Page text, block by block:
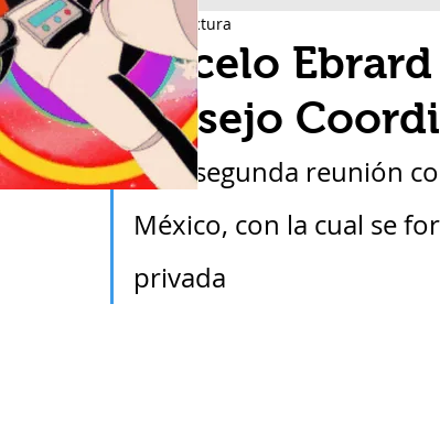
Marcelo
Consejo
2 min de lectura
Es la segunda reunión
México, con la cual se
privada